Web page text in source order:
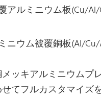
アルミニウム板(Cu/
ニウム被覆銅板(Al/
ッキアルミニウムプ
てフルカスタマイズ